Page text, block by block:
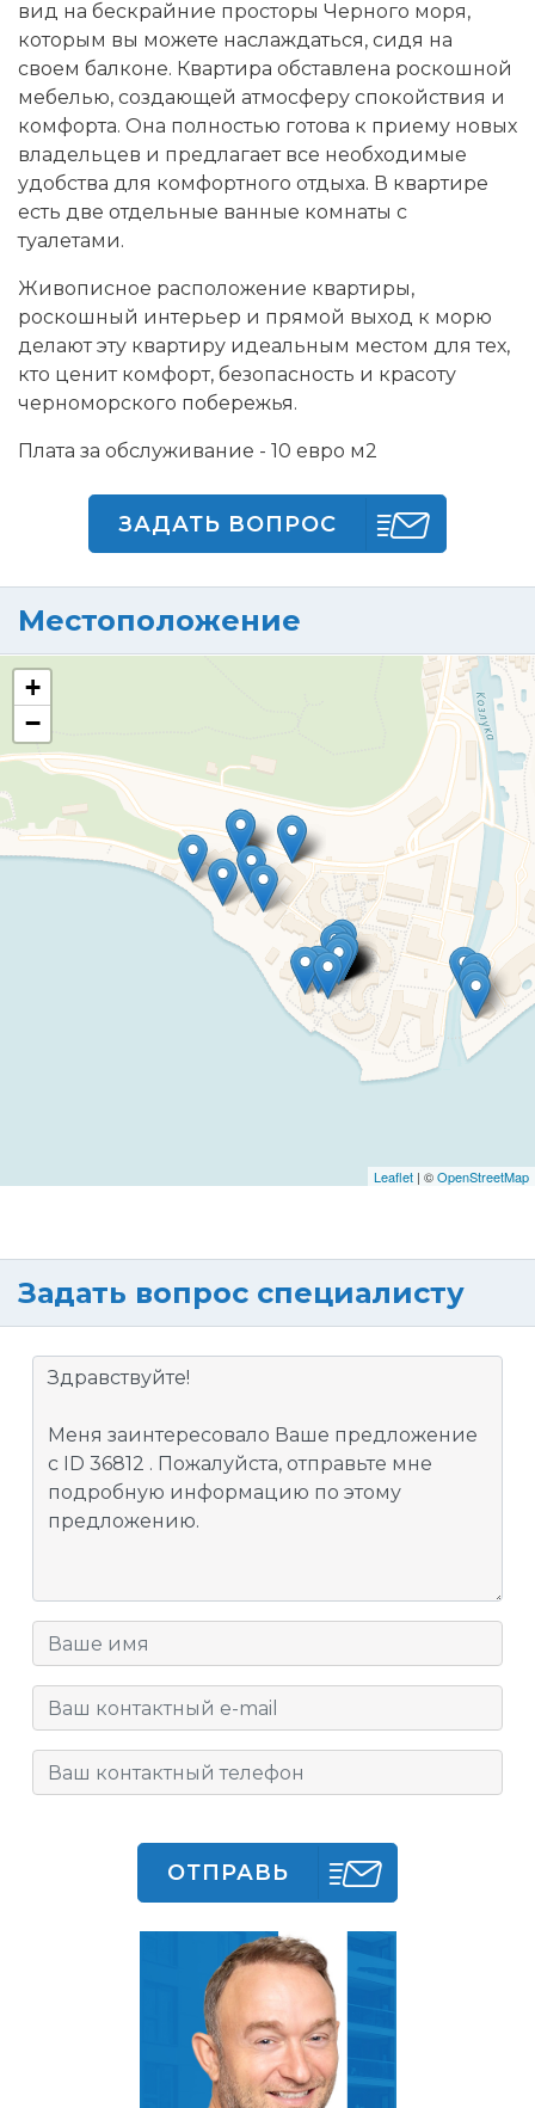
вид на бескрайние просторы Черного моря,
которым вы можете наслаждаться, сидя на
своем балконе. Квартира обставлена роскошной
мебелью, создающей атмосферу спокойствия и
комфорта. Она полностью готова к приему новых
владельцев и предлагает все необходимые
удобства для комфортного отдыха. В квартире
есть две отдельные ванные комнаты с
туалетами.
Живописное расположение квартиры,
роскошный интерьер и прямой выход к морю
делают эту квартиру идеальным местом для тех,
кто ценит комфорт, безопасность и красоту
черноморского побережья.
Плата за обслуживание - 10 евро м2
ЗАДАТЬ ВОПРОС
Местоположение
+
−
Leaflet | ©OpenStreetMap
Задать вопрос специалисту
ОТПРАВЬ